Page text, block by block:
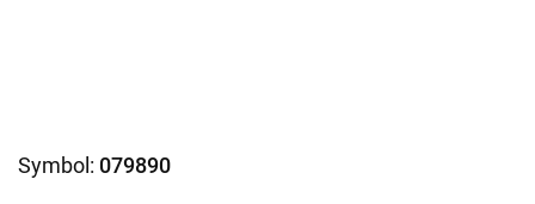
Symbol: 079890